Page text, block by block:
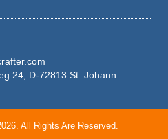
24, D-72813 St. Johann
All Rights Are Reserved.